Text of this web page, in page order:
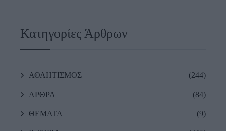
Κατηγορίες Άρθρων
ΑΘΛΗΤΙΣΜΟΣ (244)
ΑΡΘΡΑ (84)
ΘΕΜΑΤΑ (9)